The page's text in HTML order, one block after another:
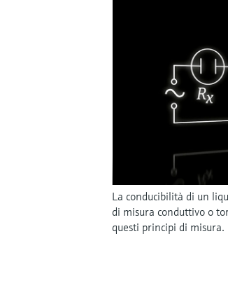
La conducibilità di un
di misura conduttivo o
questi principi di misura.